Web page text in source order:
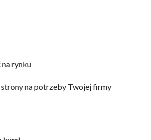
rynku
na potrzeby Twojej firmy